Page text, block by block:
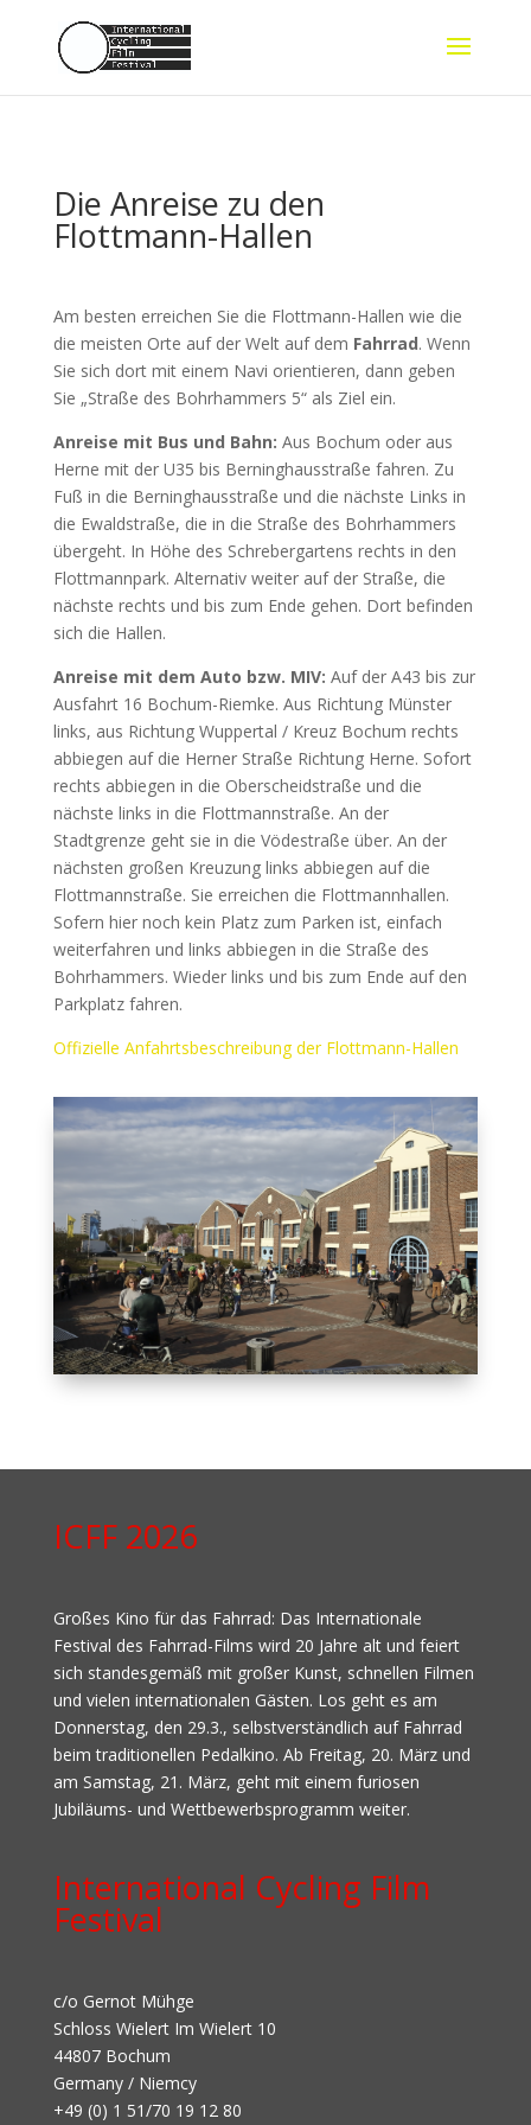
Die Anreise zu den
Flottmann-Hallen
Am besten erreichen Sie die Flottmann-Hallen wie die
die meisten Orte auf der Welt auf dem Fahrrad. Wenn
Sie sich dort mit einem Navi orientieren, dann geben
Sie „Straße des Bohrhammers 5“ als Ziel ein.
Anreise mit Bus und Bahn: Aus Bochum oder aus
Herne mit der U35 bis Berninghausstraße fahren. Zu
Fuß in die Berninghausstraße und die nächste Links in
die Ewaldstraße, die in die Straße des Bohrhammers
übergeht. In Höhe des Schrebergartens rechts in den
Flottmannpark. Alternativ weiter auf der Straße, die
nächste rechts und bis zum Ende gehen. Dort befinden
sich die Hallen.
Anreise mit dem Auto bzw. MIV: Auf der A43 bis zur
Ausfahrt 16 Bochum-Riemke. Aus Richtung Münster
links, aus Richtung Wuppertal / Kreuz Bochum rechts
abbiegen auf die Herner Straße Richtung Herne. Sofort
rechts abbiegen in die Oberscheidstraße und die
nächste links in die Flottmannstraße. An der
Stadtgrenze geht sie in die Vödestraße über. An der
nächsten großen Kreuzung links abbiegen auf die
Flottmannstraße. Sie erreichen die Flottmannhallen.
Sofern hier noch kein Platz zum Parken ist, einfach
weiterfahren und links abbiegen in die Straße des
Bohrhammers. Wieder links und bis zum Ende auf den
Parkplatz fahren.
Offizielle Anfahrtsbeschreibung der Flottmann-Hallen
ICFF 2026
Großes Kino für das Fahrrad: Das Internationale
Festival des Fahrrad-Films wird 20 Jahre alt und feiert
sich standesgemäß mit großer Kunst, schnellen Filmen
und vielen internationalen Gästen. Los geht es am
Donnerstag, den 29.3., selbstverständlich auf Fahrrad
beim traditionellen Pedalkino. Ab Freitag, 20. März und
am Samstag, 21. März, geht mit einem furiosen
Jubiläums- und Wettbewerbsprogramm weiter.
International Cycling Film
Festival
c/o Gernot Mühge
Schloss Wielert Im Wielert 10
44807 Bochum
Germany / Niemcy
+49 (0) 1 51/70 19 12 80